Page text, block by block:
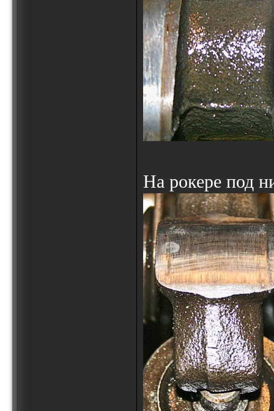
На рокере под